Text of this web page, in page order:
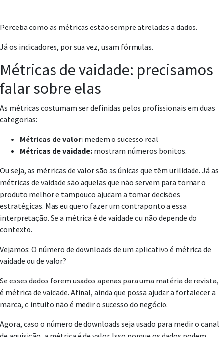
Perceba como as métricas estão sempre atreladas a dados.
Já os indicadores, por sua vez, usam fórmulas.
Métricas de vaidade: precisamos
falar sobre elas
As métricas costumam ser definidas pelos profissionais em duas
categorias:
Métricas de valor: medem o sucesso real
Métricas de vaidade: mostram números bonitos.
Ou seja, as métricas de valor são as únicas que têm utilidade. Já as
métricas de vaidade são aquelas que não servem para tornar o
produto melhor e tampouco ajudam a tomar decisões
estratégicas. Mas eu quero fazer um contraponto a essa
interpretação. Se a métrica é de vaidade ou não depende do
contexto.
Vejamos: O número de downloads de um aplicativo é métrica de
vaidade ou de valor?
Se esses dados forem usados apenas para uma matéria de revista,
é métrica de vaidade. Afinal, ainda que possa ajudar a fortalecer a
marca, o intuito não é medir o sucesso do negócio.
Agora, caso o número de downloads seja usado para medir o canal